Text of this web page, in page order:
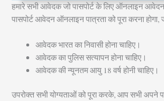
हमारे सभी आवेदक जो पासपोर्ट के लिए ऑनलाइन
पासपोर्ट आवेदन ऑनलाइन पात्रता को पूरा करना
आवेदक भारत का निवासी होना चाहिए।
आवेदक का पुलिस सत्यापन होना चाहिए।
आवेदक की न्यूनतम आयु 18 वर्ष होनी चाहिए।
उपरोक्त सभी योग्यताओं को पूरा करके, आप सभी अपने